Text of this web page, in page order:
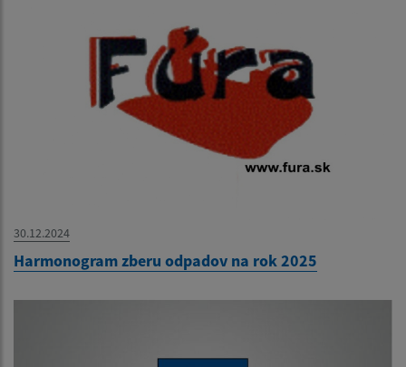
30.12.2024
Harmonogram zberu odpadov na rok 2025